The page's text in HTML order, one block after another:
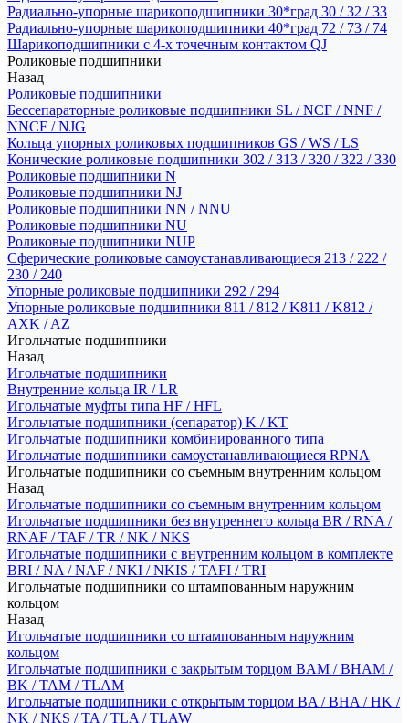
Радиально-упорные шарикоподшипники 30*град 30 / 32 / 33
Радиально-упорные шарикоподшипники 40*град 72 / 73 / 74
Шарикоподшипники с 4-х точечным контактом QJ
Роликовые подшипники
Назад
Роликовые подшипники
Бессепараторные роликовые подшипники SL / NCF / NNF /
NNCF / NJG
Кольца упорных роликовых подшипников GS / WS / LS
Конические роликовые подшипники 302 / 313 / 320 / 322 / 330
Роликовые подшипники N
Роликовые подшипники NJ
Роликовые подшипники NN / NNU
Роликовые подшипники NU
Роликовые подшипники NUP
Сферические роликовые самоустанавливающиеся 213 / 222 /
230 / 240
Упорные роликовые подшипники 292 / 294
Упорные роликовые подшипники 811 / 812 / K811 / K812 /
AXK / AZ
Игольчатые подшипники
Назад
Игольчатые подшипники
Внутренние кольца IR / LR
Игольчатые муфты типа HF / HFL
Игольчатые подшипники (сепаратор) K / KT
Игольчатые подшипники комбинированного типа
Игольчатые подшипники самоустанавливающиеся RPNA
Игольчатые подшипники со съемным внутренним кольцом
Назад
Игольчатые подшипники со съемным внутренним кольцом
Игольчатые подшипники без внутреннего кольца BR / RNA /
RNAF / TAF / TR / NK / NKS
Игольчатые подшипники с внутренним кольцом в комплекте
BRI / NA / NAF / NKI / NKIS / TAFI / TRI
Игольчатые подшипники со штампованным наружним
кольцом
Назад
Игольчатые подшипники со штампованным наружним
кольцом
Игольчатые подшипники с закрытым торцом BAM / BHAM /
BK / TAM / TLAM
Игольчатые подшипники с открытым торцом BA / BHA / HK /
NK / NKS / TA / TLA / TLAW